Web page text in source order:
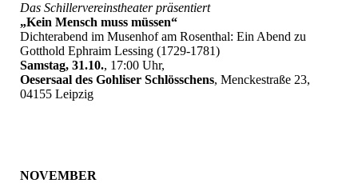
Das Schillervereinstheater präsentiert
„Kein Mensch muss müssen“
Dichterabend im Musenhof am Rosenthal: Ein Abend zu
Gotthold Ephraim Lessing (1729-1781)
Samstag, 31.10., 17:00 Uhr,
Oesersaal des Gohliser Schlösschens, Menckestraße 23,
04155 Leipzig
NOVEMBER